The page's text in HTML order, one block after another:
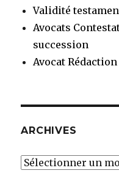
Validité
Avocats
succession
Avocat
ARCHIVES
Archives